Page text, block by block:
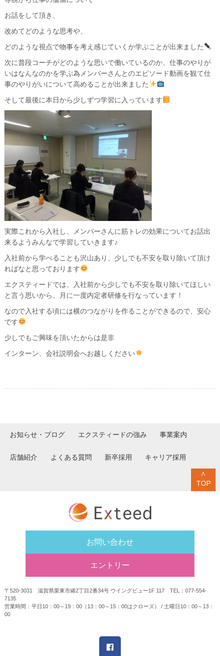
お話をして頂き、
改めてどのような思考や、
どのような視点で物事を考え感じていくか学ぶことが出来ました
次に普段コーチがどのような思いで働いているのか、仕事のやりが
いはなんなのかを学ぶ為メンバーさんとのエピソード動画を観て仕
事のやりがいについて高めることが出来ました
そして最後に本日から少しずつ学習に入っています
実際これから入社し、メンバーさんに筋トレの効果についてお話出
来るようみんなで学習していきます♪
入社前から学べることも沢山あり、少しでも不安を取り除いて頂け
ればなと思っております
エクスティードでは、入社前から少しでも不安を取り除いてほしい
と言う思いから、月に一度内定者研修を行なっています！
なので入社する頃には横のつながりを作ることができるので、安心
です
少しでもご興味を頂いたからは是非
インターン、会社説明会へお越しください
お知らせ・ブログ エクスティードの強み 事業案内
店舗紹介 よくある質問 新卒採用 キャリア採用
∧
TOP
お問い合わせ
エントリー
〒520-3031 滋賀県栗東市綣2丁目2番34号 ウイングビュー1F 117 TEL：077-554-
7135
営業時間：平日10：00～19：00（13：00～15：00はクローズ） / 土曜日10：00～13：
00